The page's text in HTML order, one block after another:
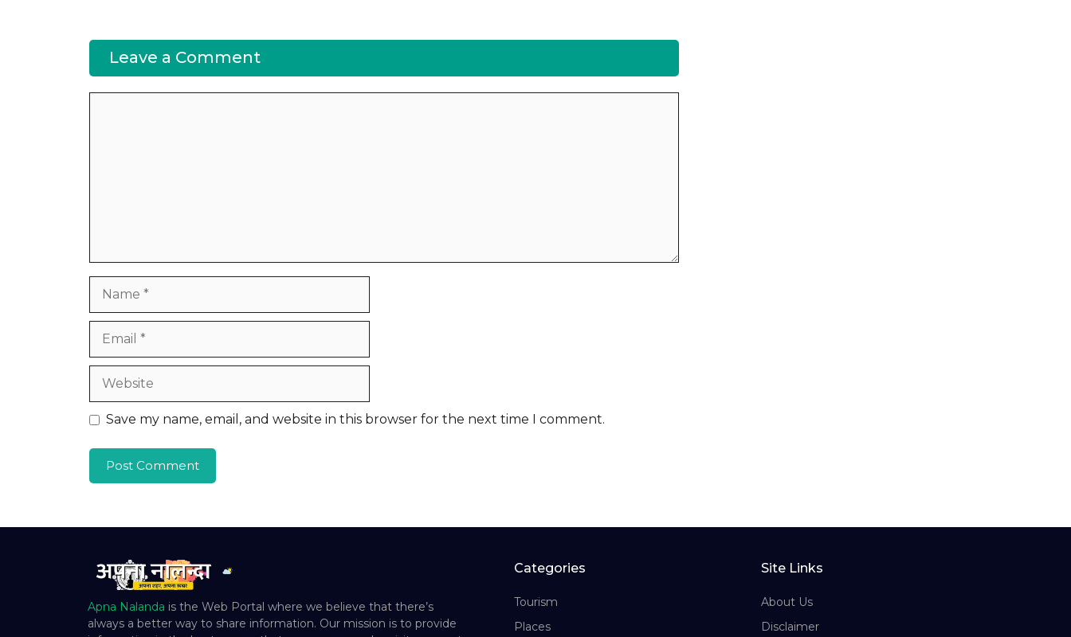
Leave a Comment
Website
Save my name, email, and website in this browser for the next time I comment.
Apna Nalanda is the Web Portal where we believe that there’s
always a better way to share information. Our mission is to provide
Categories
Tourism
Places
Site Links
About Us
Disclaimer